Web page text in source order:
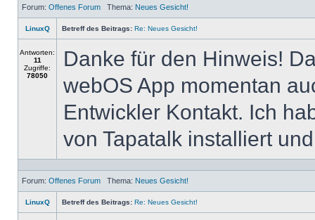
Forum: Offenes Forum Thema: Neues Gesicht!
LinuxQ Betreff des Beitrags: Re: Neues Gesicht!
Antworten:
11
Zugriffe:
78050
Danke für den Hinweis!
webOS App momentan
Entwickler Kontakt. Ich
von Tapatalk installiert
Forum: Offenes Forum Thema: Neues Gesicht!
LinuxQ Betreff des Beitrags: Re: Neues Gesicht!